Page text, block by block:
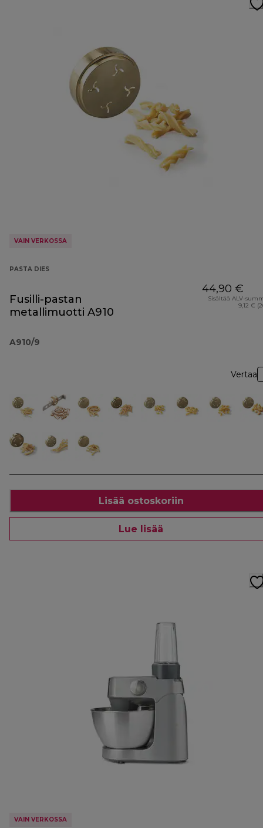
VAIN VERKOSSA
PASTA DIES
Fusilli-pastan
metallimuotti A910
A910/9
44,90 €
Sisältää ALV-
9,12 €
Vertaa
Lisää ostoskoriin
Lue lisää
VAIN VERKOSSA